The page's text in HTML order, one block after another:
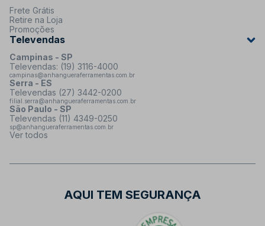
Frete Grátis
Retire na Loja
Promoções
Televendas
Campinas - SP
Televendas: (19) 3116-4000
campinas@anhangueraferramentas.com.br
Serra - ES
Televendas (27) 3442-0200
filial.serra@anhangueraferramentas.com.br
São Paulo - SP
Televendas (11) 4349-0250
sp@anhangueraferramentas.com.br
Ver todos
AQUI TEM SEGURANÇA